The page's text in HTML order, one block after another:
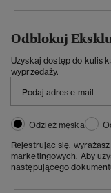
Odblokuj
Uzyskaj dostęp do kulis
wyprzedaży.
Odzież męska
Rejestrując się,
marketingowych. Aby
następującego